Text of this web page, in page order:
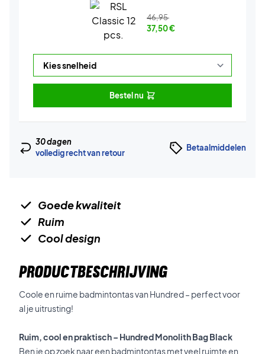
46,95
37,50€
Bestel nu
30 dagen
volledig recht van retour
Betaalmiddelen
Goede kwaliteit
Ruim
Cool design
PRODUCTBESCHRIJVING
Coole en ruime badmintontas van Hundred – perfect voor
al je uitrusting!
Ruim, cool en praktisch – Hundred Monolith Bag Black
Ben je op zoek naar een badmintontas met veel ruimte en